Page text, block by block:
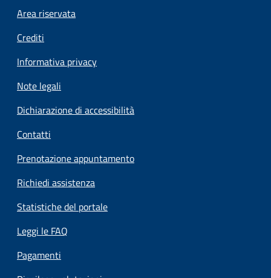
Footer menu
Area riservata
Crediti
Informativa privacy
Note legali
Dichiarazione di accessibilità
Contatti
Prenotazione appuntamento
Richiedi assistenza
Statistiche del portale
Leggi le FAQ
Pagamenti